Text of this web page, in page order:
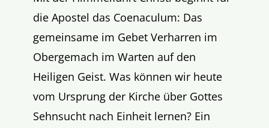
die Apostel das Coenaculum: Das
gemeinsame im Gebet Verharren im
Obergemach im Warten auf den
Heiligen Geist. Was können wir heute
vom Ursprung der Kirche über Gottes
Sehnsucht nach Einheit lernen? Ein